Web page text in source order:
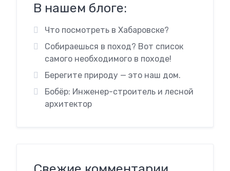
В нашем блоге:
Что посмотреть в Хабаровске?
Собираешься в поход? Вот список
самого необходимого в походе!
Берегите природу — это наш дом.
Бобёр: Инженер-строитель и лесной
архитектор